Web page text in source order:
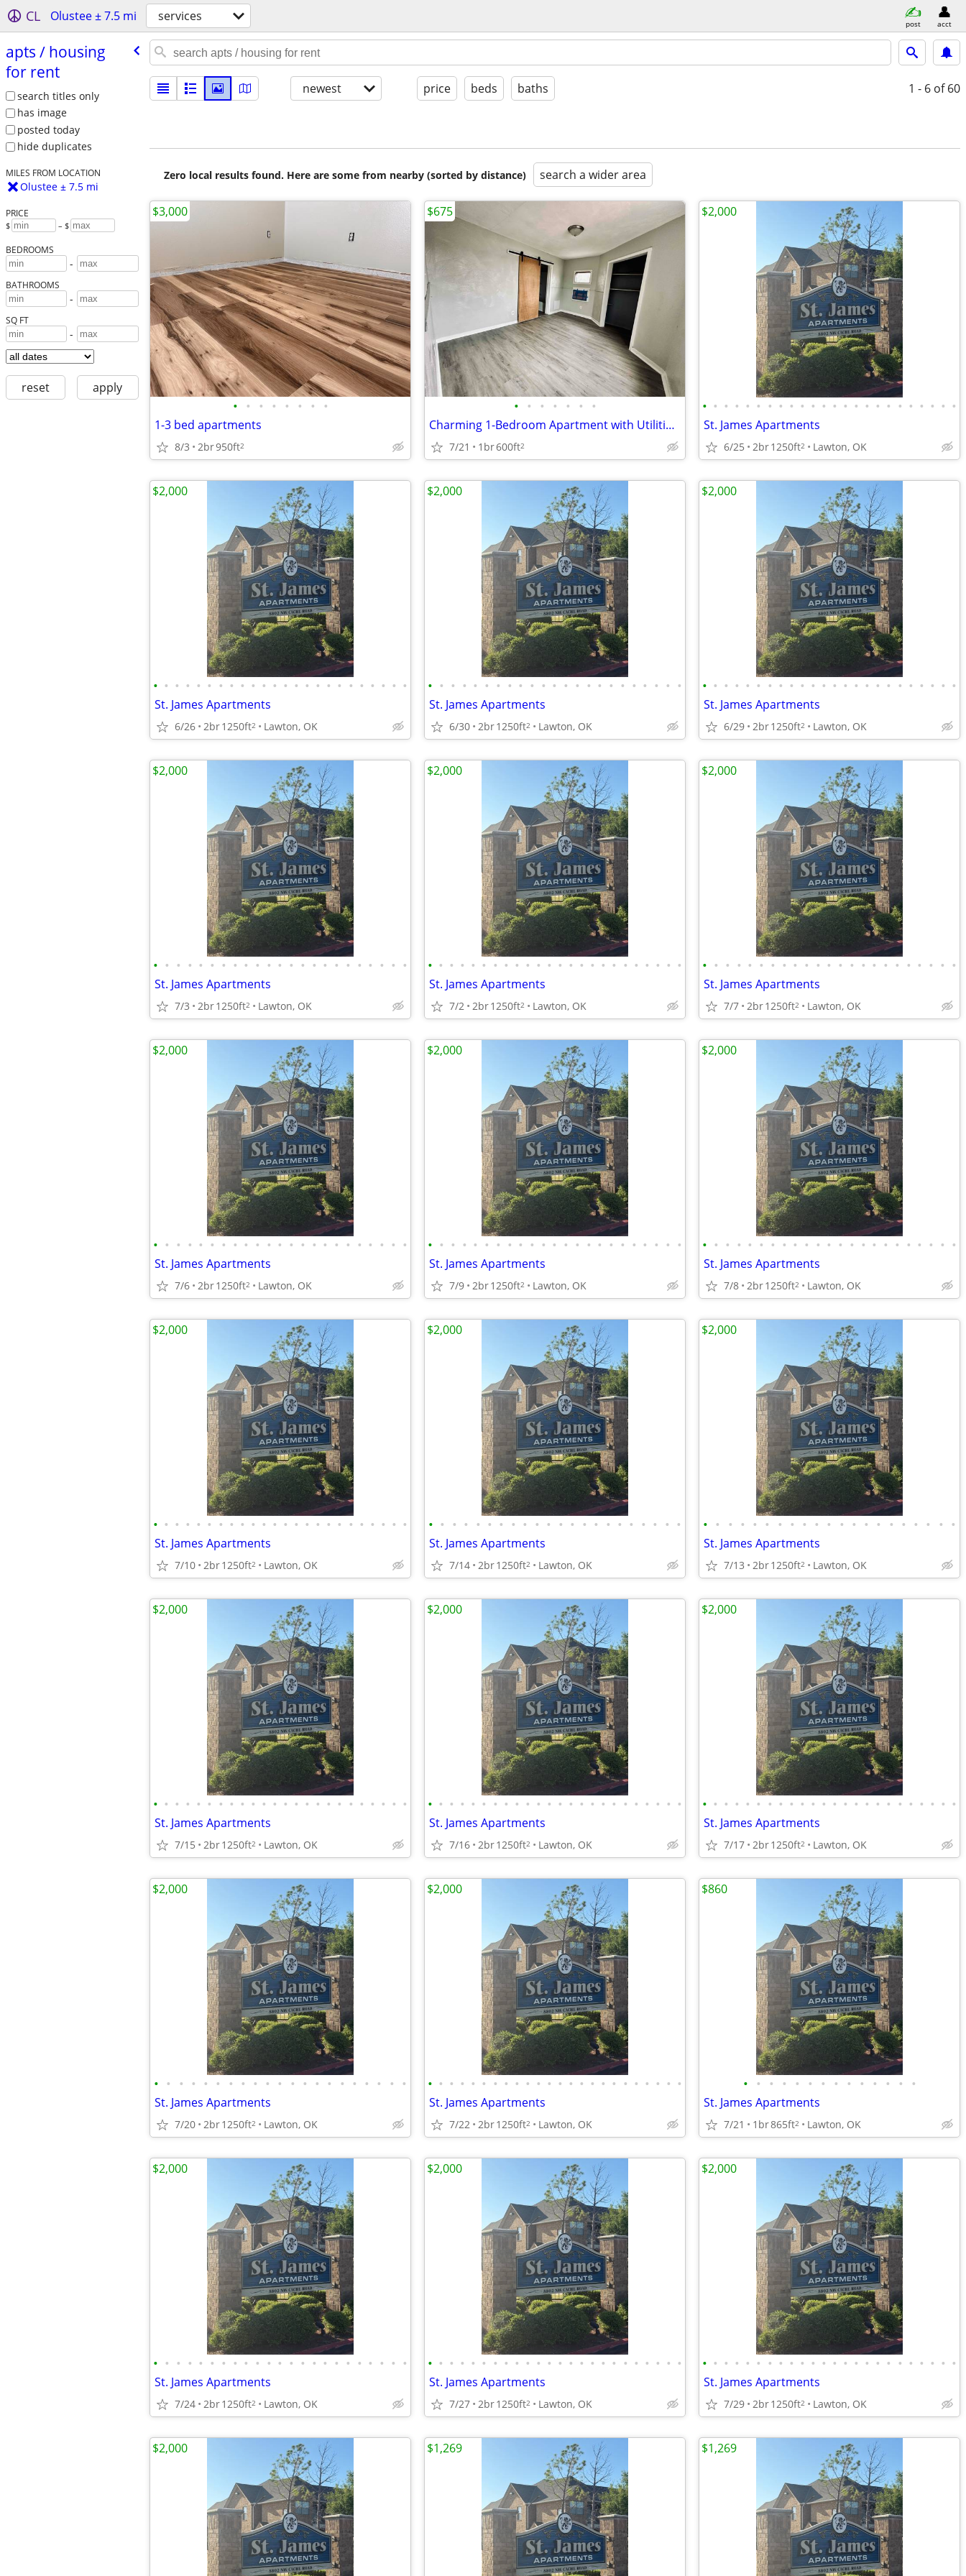
CL Olustee ± 7.5 mi services post acct
apts /​ housing
for rent
search titles only
has image
posted today
hide duplicates
MILES FROM LOCATION
Olustee ± 7.5 mi
PRICE
$ – $
BEDROOMS
-
BATHROOMS
-
SQ FT
-
reset apply
newest price beds baths 1 - 6 of 60
Zero local results found. Here are some from nearby (sorted by distance) search a wider area
• • • • • • • •
1-3 bed apartments
8/3 2br950ft2
$3,000
• • • • • • •
Charming 1-Bedroom Apartment with Utilities Included
7/21 1br600ft2
$675
• • • • • • • • • • • • • • • • • • • • • • • •
St. James Apartments
6/25 2br1250ft2 Lawton, OK
$2,000
• • • • • • • • • • • • • • • • • • • • • • • •
St. James Apartments
6/26 2br1250ft2 Lawton, OK
$2,000
• • • • • • • • • • • • • • • • • • • • • • •
St. James Apartments
6/30 2br1250ft2 Lawton, OK
$2,000
• • • • • • • • • • • • • • • • • • • • • • • •
St. James Apartments
6/29 2br1250ft2 Lawton, OK
$2,000
• • • • • • • • • • • • • • • • • • • • • • •
St. James Apartments
7/3 2br1250ft2 Lawton, OK
$2,000
• • • • • • • • • • • • • • • • • • • • • • • •
St. James Apartments
7/2 2br1250ft2 Lawton, OK
$2,000
• • • • • • • • • • • • • • • • • • • • • • •
St. James Apartments
7/7 2br1250ft2 Lawton, OK
$2,000
• • • • • • • • • • • • • • • • • • • • • • •
St. James Apartments
7/6 2br1250ft2 Lawton, OK
$2,000
• • • • • • • • • • • • • • • • • • • • • • •
St. James Apartments
7/9 2br1250ft2 Lawton, OK
$2,000
• • • • • • • • • • • • • • • • • • • • • • •
St. James Apartments
7/8 2br1250ft2 Lawton, OK
$2,000
• • • • • • • • • • • • • • • • • • • • • • • •
St. James Apartments
7/10 2br1250ft2 Lawton, OK
$2,000
• • • • • • • • • • • • • • • • • • • • • •
St. James Apartments
7/14 2br1250ft2 Lawton, OK
$2,000
• • • • • • • • • • • • • • • • • • • • •
St. James Apartments
7/13 2br1250ft2 Lawton, OK
$2,000
• • • • • • • • • • • • • • • • • • • • • • • •
St. James Apartments
7/15 2br1250ft2 Lawton, OK
$2,000
• • • • • • • • • • • • • • • • • • • • • • • •
St. James Apartments
7/16 2br1250ft2 Lawton, OK
$2,000
• • • • • • • • • • • • • • • • • • • • • • • •
St. James Apartments
7/17 2br1250ft2 Lawton, OK
$2,000
• • • • • • • • • • • • • • • • • • • • •
St. James Apartments
7/20 2br1250ft2 Lawton, OK
$2,000
• • • • • • • • • • • • • • • • • • • • • • • •
St. James Apartments
7/22 2br1250ft2 Lawton, OK
$2,000
• • • • • • • • • • • • • •
St. James Apartments
7/21 1br865ft2 Lawton, OK
$860
• • • • • • • • • • • • • • • • • • • • • • •
St. James Apartments
7/24 2br1250ft2 Lawton, OK
$2,000
• • • • • • • • • • • • • • • • • • • • • • • •
St. James Apartments
7/27 2br1250ft2 Lawton, OK
$2,000
• • • • • • • • • • • • • • • • • • • • • • • •
St. James Apartments
7/29 2br1250ft2 Lawton, OK
$2,000
$2,000 $1,269 $1,269